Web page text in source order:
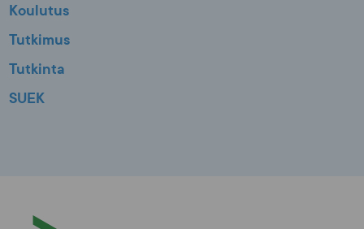
Koulutus
Tutkimus
Tutkinta
SUEK